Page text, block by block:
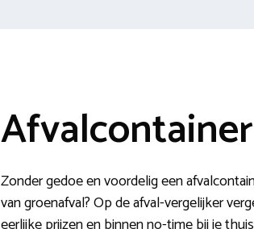
Zonder gedoe en voordelig een
van groenafval? Op de afval-vergelijker